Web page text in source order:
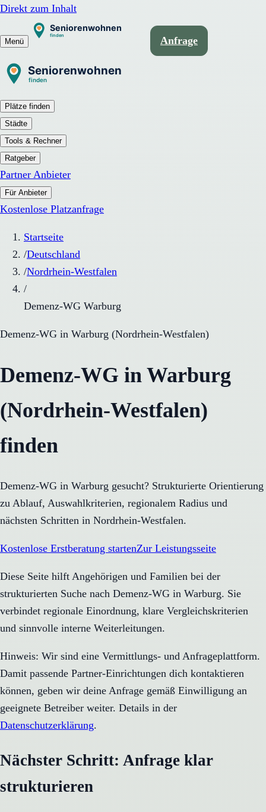
Direkt zum Inhalt
Menü Anfrage
Plätze finden
Städte
Tools & Rechner
Ratgeber
Partner Anbieter
Für Anbieter
Kostenlose Platzanfrage
Startseite
/Deutschland
/Nordrhein-Westfalen
/
Demenz-WG Warburg
Demenz-WG in Warburg (Nordrhein-Westfalen)
Demenz-WG in Warburg
(Nordrhein-Westfalen)
finden
Demenz-WG in Warburg gesucht? Strukturierte Orientierung
zu Ablauf, Auswahlkriterien, regionalem Radius und
nächsten Schritten in Nordrhein-Westfalen.
Kostenlose Erstberatung startenZur Leistungsseite
Diese Seite hilft Angehörigen und Familien bei der
strukturierten Suche nach Demenz-WG in Warburg. Sie
verbindet regionale Einordnung, klare Vergleichskriterien
und sinnvolle interne Weiterleitungen.
Hinweis: Wir sind eine Vermittlungs- und Anfrageplattform.
Damit passende Partner-Einrichtungen dich kontaktieren
können, geben wir deine Anfrage gemäß Einwilligung an
geeignete Betreiber weiter. Details in der
Datenschutzerklärung.
Nächster Schritt: Anfrage klar
strukturieren